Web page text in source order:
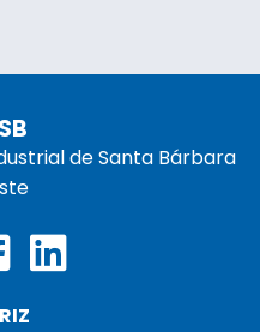
de Santa Bárbara